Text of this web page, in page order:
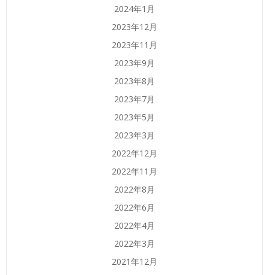
2024年1月
2023年12月
2023年11月
2023年9月
2023年8月
2023年7月
2023年5月
2023年3月
2022年12月
2022年11月
2022年8月
2022年6月
2022年4月
2022年3月
2021年12月